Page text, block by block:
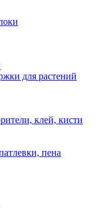
для растений
клей, кисти
пена